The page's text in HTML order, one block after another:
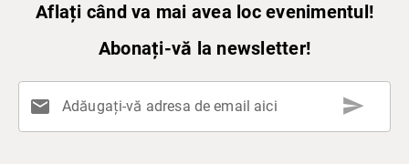
Aflați când va mai avea loc evenimentul!
Abonați-vă la newsletter!
mail Adăugați-vă adresa de email aici send